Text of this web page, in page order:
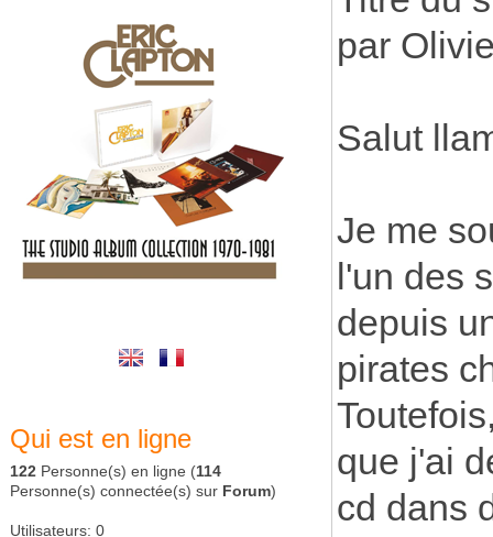
Qui est en ligne
122 Personne(s) en ligne (114
Personne(s) connectée(s) sur Forum)
Utilisateurs: 0
par
Salut
Je me
l'un des
depuis
pirates
que j'ai
cd dans